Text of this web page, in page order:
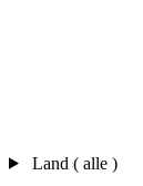
Land ( alle )